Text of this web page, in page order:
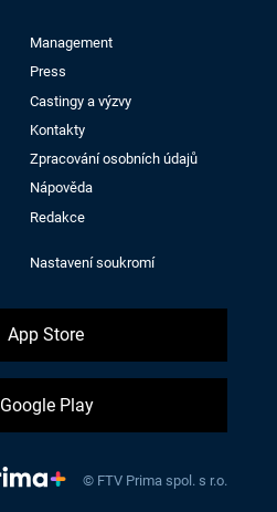
Management
Press
Castingy a výzvy
Kontakty
Zpracování osobních údajů
Nápověda
Redakce
Nastavení soukromí
App Store
Google Play
© FTV Prima spol. s r.o.